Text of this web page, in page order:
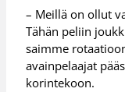
– Meillä on ollut
Tähän peliin
saimme
avainpelaajat
korintekoon.